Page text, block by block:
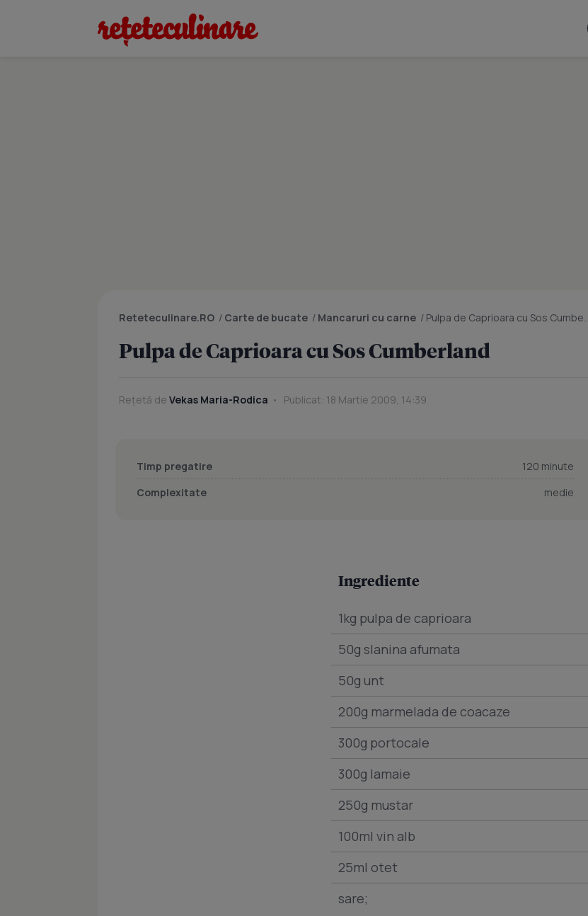
Reteteculinare.RO / Carte de bucate / Mancaruri cu carne / Pulpa de Caprioara cu Sos Cumberland
Pulpa de Caprioara cu Sos Cumberland
Rețetă de Vekas Maria-Rodica Publicat: 18 Martie 2009, 14:39
Timp pregatire
120 minute
Complexitate
medie
Ingrediente
1kg pulpa de caprioara
50g slanina afumata
50g unt
200g marmelada de coacaze
300g portocale
300g lamaie
250g mustar
100ml vin alb
25ml otet
sare;